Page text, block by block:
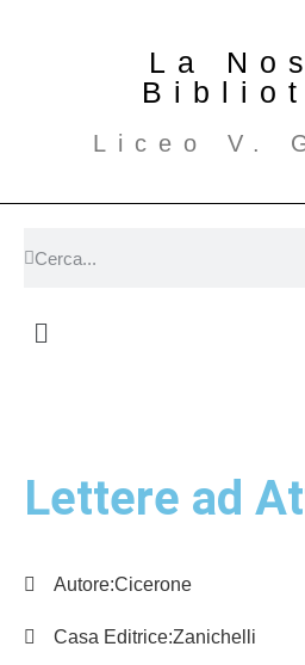
La
Liceo V.
Lettere ad
Autore:Cicerone
Casa Editrice:Zanichelli